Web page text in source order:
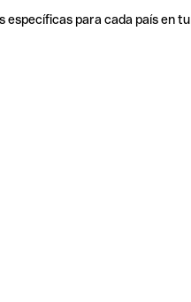
específicas para cada país en tu